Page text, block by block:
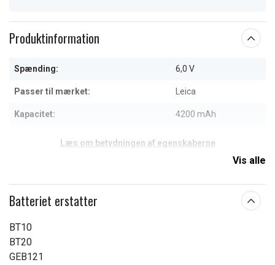
Produktinformation
Spænding: 6,0 V
Passer til mærket: Leica
Kapacitet: 4200 mAh
Læs om betydningen af egenskaberne
Vis alle
Batteriet erstatter
BT10
BT20
GEB121